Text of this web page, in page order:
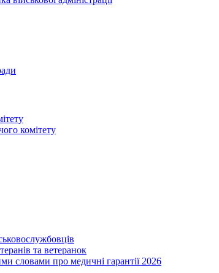
комітету
та ветеранок
словами про медичні гарантії 2026